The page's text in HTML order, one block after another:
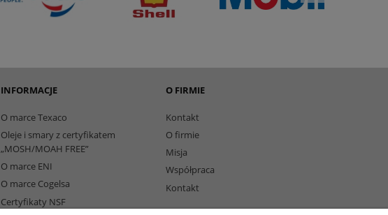
INFORMACJE
O marce Texaco
Oleje i smary z certyfikatem
„MOSH/MOAH FREE”
O marce ENI
O marce Cogelsa
Certyfikaty NSF
O FIRMIE
Kontakt
O firmie
Misja
Współpraca
Kontakt